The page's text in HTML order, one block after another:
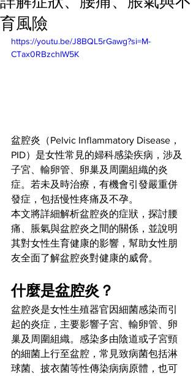
育風險
https://youtu.be/J8BQL5rGawg?si=M-
CTax0RBzchIW5K
盆腔炎（Pelvic Inflammatory Disease，
PID）是女性常見的婦科感染疾病，涉及
子宮、輸卵管、卵巢及周圍組織的炎
症。若未及時治療，有機會引發嚴重併
發症，包括慢性疼痛及不孕。
本文將詳細解析盆腔炎的症狀，探討腰
痛、脹氣與盆腔炎之間的關係，並說明
其對女性生育健康的影響，幫助女性朋
友全面了解盆腔炎對健康的威脅。
什麼是盆腔炎？
盆腔炎是女性生殖器官因細菌感染而引
起的炎症，主要影響子宮、輸卵管、卵
巢及周圍組織。感染多由陰道或子宮頸
的細菌上行至盆腔，常見致病菌包括淋
球菌、披衣菌等性傳染病病原體，也可